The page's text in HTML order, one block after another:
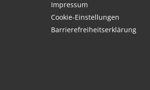
Impressum
Cookie-Einstellungen
Barrierefreiheitserklärung